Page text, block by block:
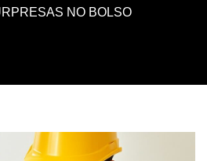
NO BOLSO